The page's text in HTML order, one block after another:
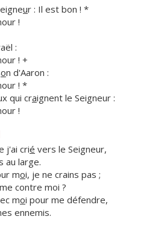
ur : Il est bon ! *
!
:
! +
on d'Aaron :
! *
qui craignent le Seigneur :
!
j'ai crié vers le Seigneur,
au large.
moi, je ne crains pas ;
contre moi ?
moi pour me défendre,
ennemis.